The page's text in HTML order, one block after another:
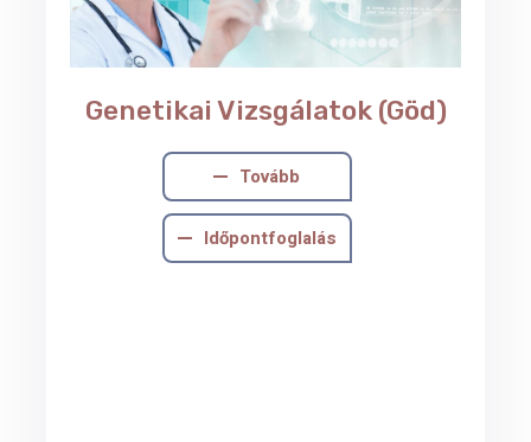
Genetikai Vizsgálatok (Göd)
Tovább
Időpontfoglalás